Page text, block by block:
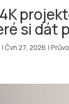
si dát
| Čvn 27, 2026 |